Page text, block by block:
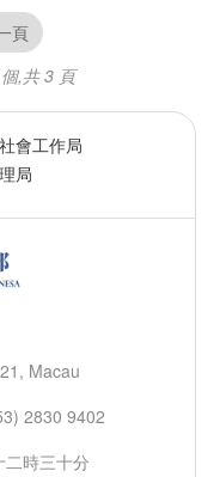
頁
,共 3 頁
社會工作局
局
Macau
2830 9402
時三十分